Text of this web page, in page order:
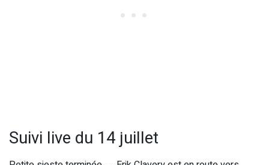
Suivi live du 14 juillet